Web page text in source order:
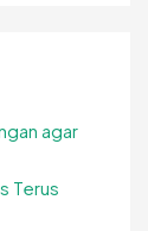
agar
Terus